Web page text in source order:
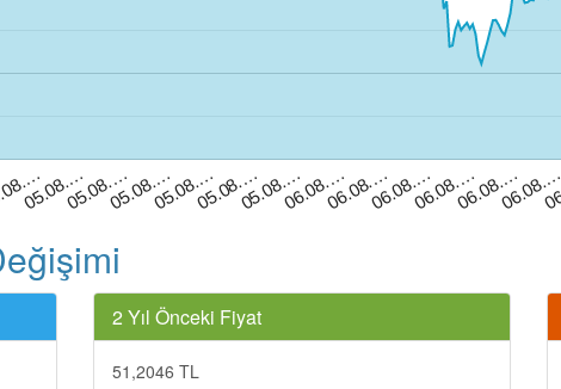
05.08.…05.08.…05.08.…05.08.…05.08.…05.08.…06.08.…06.08.…06.08.…06.08.…06.08.…
2 Yıl Önceki Fiyat
51,2046 TL